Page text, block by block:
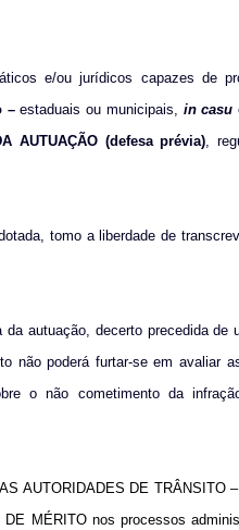
e/ou jurídicos capazes de
–estaduais ou municipais, in casu
AUTUAÇÃO (defesa prévia) ,
tomo a liberdade de
autuação, decerto precedida de
não poderá furtar-se em avaliar
o não cometimento da
AUTORIDADES DE TRÂNSITO
DE MÉRITO nos processos